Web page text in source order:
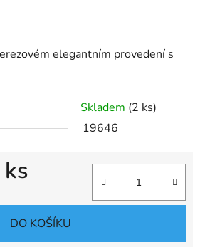
elegantním provedení s
Skladem (2 ks)
19646
DO KOŠÍKU